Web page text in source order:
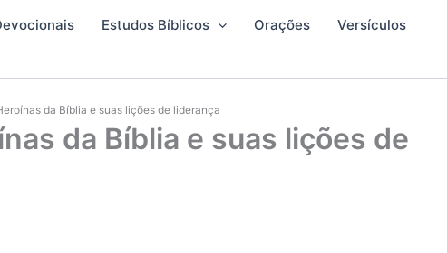
Estudos Bíblicos Orações
Versículos
da Bíblia e suas lições de liderança
da Bíblia e suas lições de